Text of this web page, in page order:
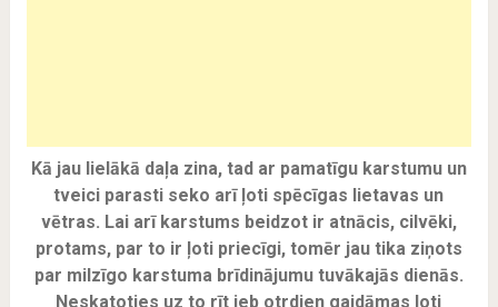
Kā jau lielākā daļa zina, tad ar pamatīgu karstumu un
tveici parasti seko arī ļoti spēcīgas lietavas un
vētras. Lai arī karstums beidzot ir atnācis, cilvēki,
protams, par to ir ļoti priecīgi, tomēr jau tika ziņots
par milzīgo karstuma brīdinājumu tuvākajās dienās.
Neskatoties uz to rīt jeb otrdien gaidāmas ļoti